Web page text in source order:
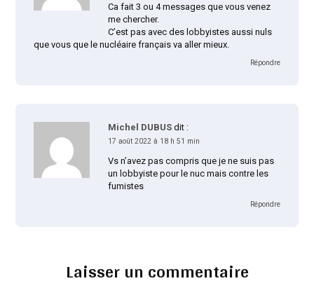
Ca fait 3 ou 4 messages que vous venez
me chercher.
C’est pas avec des lobbyistes aussi nuls
que vous que le nucléaire français va aller mieux.
Répondre
Michel DUBUS dit :
17 août 2022 à 18 h 51 min
Vs n’avez pas compris que je ne suis pas
un lobbyiste pour le nuc mais contre les
fumistes
Répondre
Laisser un commentaire